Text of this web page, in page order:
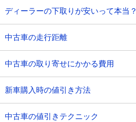
ディーラーの下取りが安いって本当？
中古車の走行距離
中古車の取り寄せにかかる費用
新車購入時の値引き方法
中古車の値引きテクニック